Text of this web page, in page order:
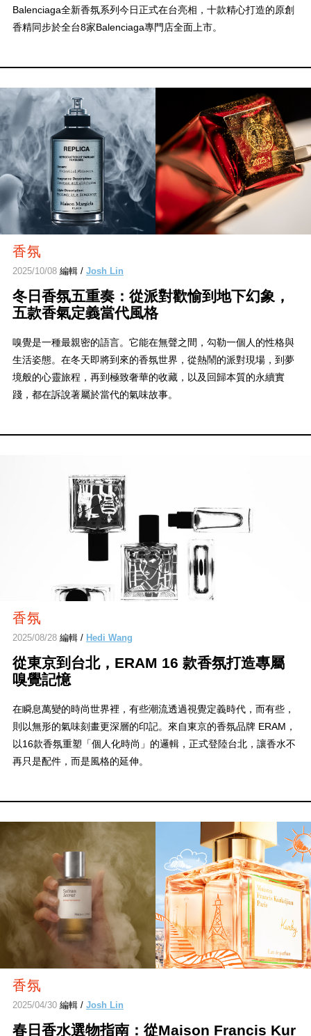
Balenciaga全新香氛系列今日正式在台亮相，十款精心打造的原創
香精同步於全台8家Balenciaga專門店全面上市。
香氛
2025/10/08編輯 / Josh Lin
冬日香氛五重奏：從派對歡愉到地下幻象，
五款香氣定義當代風格
嗅覺是一種最親密的語言。它能在無聲之間，勾勒一個人的性格與
生活姿態。在冬天即將到來的香氛世界，從熱鬧的派對現場，到夢
境般的心靈旅程，再到極致奢華的收藏，以及回歸本質的永續實
踐，都在訴說著屬於當代的氣味故事。
香氛
2025/08/28編輯 / Hedi Wang
從東京到台北，ERAM 16 款香氛打造專屬
嗅覺記憶
在瞬息萬變的時尚世界裡，有些潮流透過視覺定義時代，而有些，
則以無形的氣味刻畫更深層的印記。來自東京的香氛品牌 ERAM，
以16款香氛重塑「個人化時尚」的邏輯，正式登陸台北，讓香水不
再只是配件，而是風格的延伸。
香氛
2025/04/30編輯 / Josh Lin
春日香水選物指南：從Maison Francis Kur